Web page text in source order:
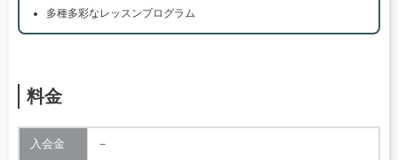
多種多彩なレッスンプログラム
料金
入会金 －